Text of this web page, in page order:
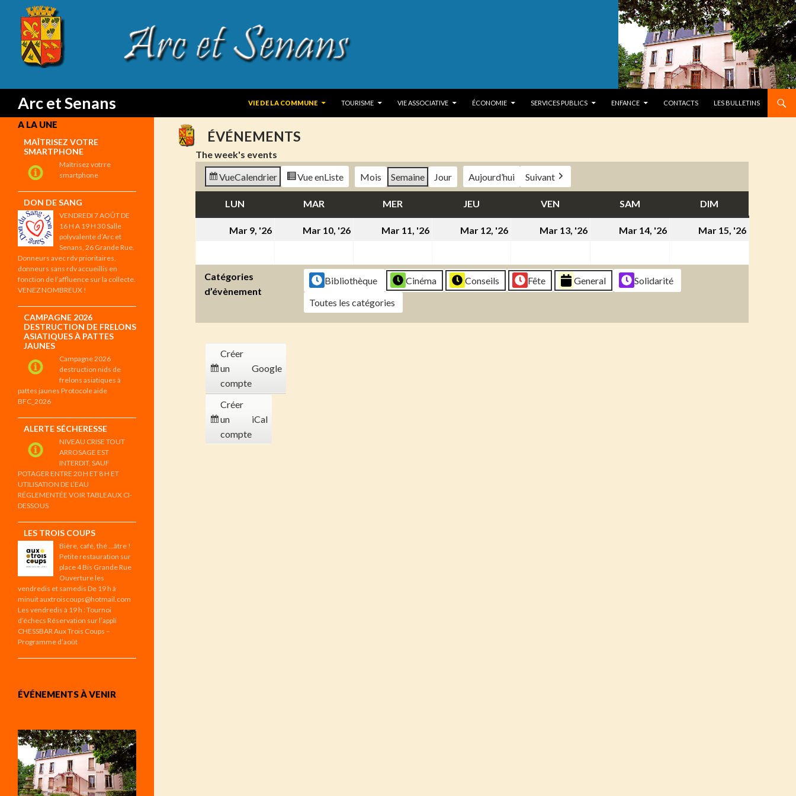
Arc et Senans
Search
VIE DE LA COMMUNE
TOURISME VIE ASSOCIATIVE ÉCONOMIE SERVICES PUBLICS ENFANCE CONTACTS LES BULLETINS
ÉVÉNEMENTS
The week's events
VueCalendrier Vue enListe Mois Semaine Jour Aujourd’hui Suivant
LUN MARMARDI MERMERCREDI JEU VEN SAM DIM
Mar 9, '26
2026
Mar 10, '26
2026
Mar 11, '26
2026
Mar 12, '26
2026
Mar 13, '26
2026
Mar 14, '26
2026
Mar 15, '26
2026
Catégories
d’évènement
Bibliothèque Cinéma Conseils Fête General
Solidarité
Toutes les catégories
Créer
un
compte
Google
Créer
un
compte
iCal
A LA UNE
MAÎTRISEZ VOTRE
SMARTPHONE
Maîtrisez votrre
smartphone
DON DE SANG
VENDREDI 7 AOÛT DE
16 H A 19 H 30 Salle
polyvalente d’Arc et
Senans, 26 Grande Rue.
Donneurs avec rdv prioritaires,
donneurs sans rdv accueillis en
fonction de l’affluence sur la collecte.
VENEZ NOMBREUX !
CAMPAGNE 2026
DESTRUCTION DE FRELONS
ASIATIQUES À PATTES
JAUNES
Campagne 2026
destruction nids de
frelons asiatiques à
pattes jaunes Protocole aide
BFC_2026
ALERTE SÉCHERESSE
NIVEAU CRISE TOUT
ARROSAGE EST
INTERDIT, SAUF
POTAGER ENTRE 20 H ET 8 H ET
UTILISATION DE L’EAU
RÉGLEMENTÉE VOIR TABLEAUX CI-
DESSOUS
LES TROIS COUPS
Bière, café, thé …âtre !
Petite restauration sur
place 4 Bis Grande Rue
Ouverture les
vendredis et samedis De 19 h à
minuit auxtroiscoups@hotmail.com
Les vendredis à 19 h : Tournoi
d’échecs Réservation sur l’appli
CHESSBAR Aux Trois Coups –
Programme d’août
ÉVÉNEMENTS À VENIR